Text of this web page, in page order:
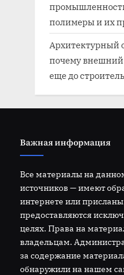
полимеры и их
Архитектурный
почему внешний
еще до
Важная информация
Все материалы на
источников — имеют
интернете или
предоставляются
целях. Права на
владельцам.
за содержание
обнаружили на нашем